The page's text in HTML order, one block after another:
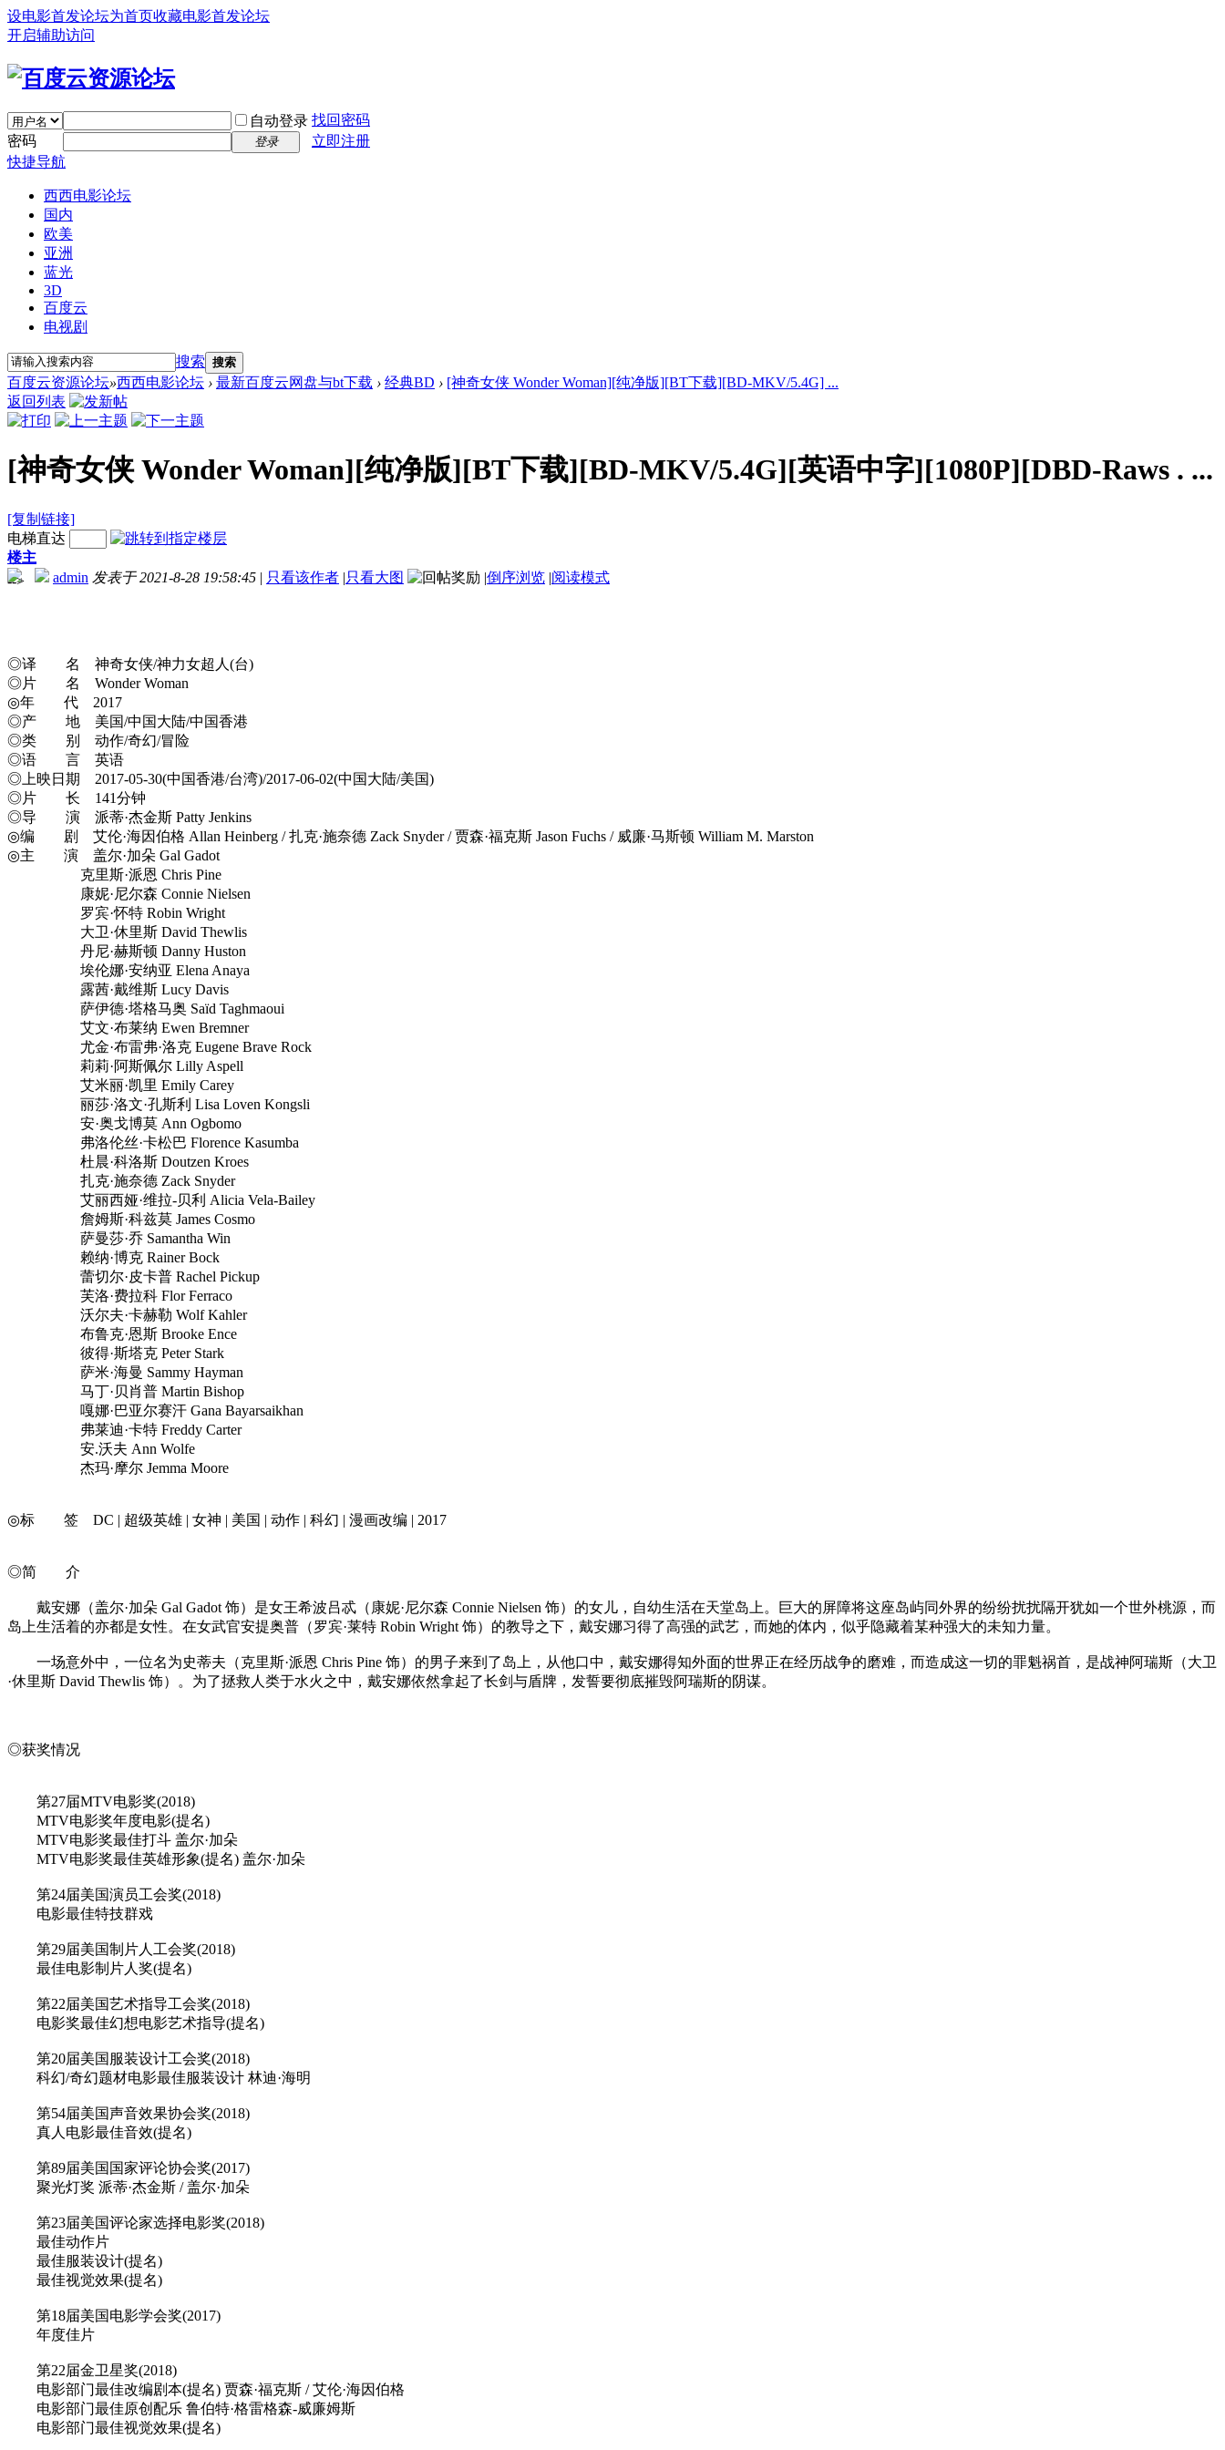
设电影首发论坛为首页收藏电影首发论坛
开启辅助访问
自动登录 找回密码
密码
登录
立即注册
快捷导航
西西电影论坛
国内
欧美
亚洲
蓝光
3D
百度云
电视剧
搜索 搜索
百度云资源论坛»西西电影论坛 › 最新百度云网盘与bt下载 › 经典BD › [神奇女侠 Wonder Woman][纯净版][BT下载][BD-MKV/5.4G] ...
返回列表
[神奇女侠 Wonder Woman][纯净版][BT下载][BD-MKV/5.4G][英语中字][1080P][DBD-Raws . ...
[复制链接]
电梯直达
楼主
admin 发表于 2021-8-28 19:58:45 | 只看该作者 |只看大图 |倒序浏览 |阅读模式
-->
◎译 名 神奇女侠/神力女超人(台)
◎片 名 Wonder Woman
◎年 代 2017
◎产 地 美国/中国大陆/中国香港
◎类 别 动作/奇幻/冒险
◎语 言 英语
◎上映日期 2017-05-30(中国香港/台湾)/2017-06-02(中国大陆/美国)
◎片 长 141分钟
◎导 演 派蒂·杰金斯 Patty Jenkins
◎编 剧 艾伦·海因伯格 Allan Heinberg / 扎克·施奈德 Zack Snyder / 贾森·福克斯 Jason Fuchs / 威廉·马斯顿 William M. Marston
◎主 演 盖尔·加朵 Gal Gadot
克里斯·派恩 Chris Pine
康妮·尼尔森 Connie Nielsen
罗宾·怀特 Robin Wright
大卫·休里斯 David Thewlis
丹尼·赫斯顿 Danny Huston
埃伦娜·安纳亚 Elena Anaya
露茜·戴维斯 Lucy Davis
萨伊德·塔格马奥 Saïd Taghmaoui
艾文·布莱纳 Ewen Bremner
尤金·布雷弗·洛克 Eugene Brave Rock
莉莉·阿斯佩尔 Lilly Aspell
艾米丽·凯里 Emily Carey
丽莎·洛文·孔斯利 Lisa Loven Kongsli
安·奥戈博莫 Ann Ogbomo
弗洛伦丝·卡松巴 Florence Kasumba
杜晨·科洛斯 Doutzen Kroes
扎克·施奈德 Zack Snyder
艾丽西娅·维拉-贝利 Alicia Vela-Bailey
詹姆斯·科兹莫 James Cosmo
萨曼莎·乔 Samantha Win
赖纳·博克 Rainer Bock
蕾切尔·皮卡普 Rachel Pickup
芙洛·费拉科 Flor Ferraco
沃尔夫·卡赫勒 Wolf Kahler
布鲁克·恩斯 Brooke Ence
彼得·斯塔克 Peter Stark
萨米·海曼 Sammy Hayman
马丁·贝肖普 Martin Bishop
嘎娜·巴亚尔赛汗 Gana Bayarsaikhan
弗莱迪·卡特 Freddy Carter
安.沃夫 Ann Wolfe
杰玛·摩尔 Jemma Moore
◎标 签 DC | 超级英雄 | 女神 | 美国 | 动作 | 科幻 | 漫画改编 | 2017
◎简 介
戴安娜（盖尔·加朵 Gal Gadot 饰）是女王希波吕忒（康妮·尼尔森 Connie Nielsen 饰）的女儿，自幼生活在天堂岛上。巨大的屏障将这座岛屿同外界的纷纷扰扰隔开犹如一个世外桃源，而
岛上生活着的亦都是女性。在女武官安提奥普（罗宾·莱特 Robin Wright 饰）的教导之下，戴安娜习得了高强的武艺，而她的体内，似乎隐藏着某种强大的未知力量。
一场意外中，一位名为史蒂夫（克里斯·派恩 Chris Pine 饰）的男子来到了岛上，从他口中，戴安娜得知外面的世界正在经历战争的磨难，而造成这一切的罪魁祸首，是战神阿瑞斯（大卫
·休里斯 David Thewlis 饰）。为了拯救人类于水火之中，戴安娜依然拿起了长剑与盾牌，发誓要彻底摧毁阿瑞斯的阴谋。
◎获奖情况
第27届MTV电影奖(2018)
MTV电影奖年度电影(提名)
MTV电影奖最佳打斗 盖尔·加朵
MTV电影奖最佳英雄形象(提名) 盖尔·加朵
第24届美国演员工会奖(2018)
电影最佳特技群戏
第29届美国制片人工会奖(2018)
最佳电影制片人奖(提名)
第22届美国艺术指导工会奖(2018)
电影奖最佳幻想电影艺术指导(提名)
第20届美国服装设计工会奖(2018)
科幻/奇幻题材电影最佳服装设计 林迪·海明
第54届美国声音效果协会奖(2018)
真人电影最佳音效(提名)
第89届美国国家评论协会奖(2017)
聚光灯奖 派蒂·杰金斯 / 盖尔·加朵
第23届美国评论家选择电影奖(2018)
最佳动作片
最佳服装设计(提名)
最佳视觉效果(提名)
第18届美国电影学会奖(2017)
年度佳片
第22届金卫星奖(2018)
电影部门最佳改编剧本(提名) 贾森·福克斯 / 艾伦·海因伯格
电影部门最佳原创配乐 鲁伯特·格雷格森-威廉姆斯
电影部门最佳视觉效果(提名)